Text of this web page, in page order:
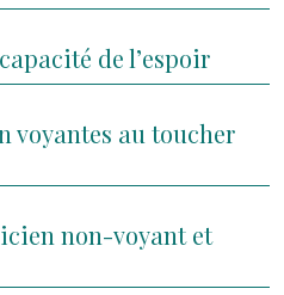
de l’espoir
voyantes au toucher
non-voyant et